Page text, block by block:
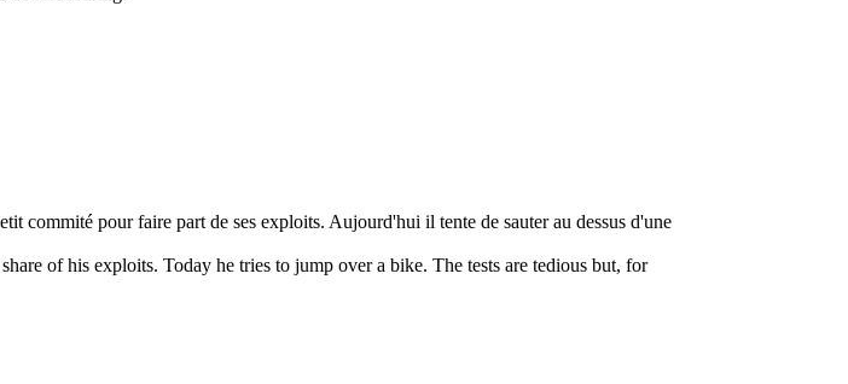
commité pour faire part de ses exploits. Aujourd'hui il tente de sauter au dessus d'une
of his exploits. Today he tries to jump over a bike. The tests are tedious but, for